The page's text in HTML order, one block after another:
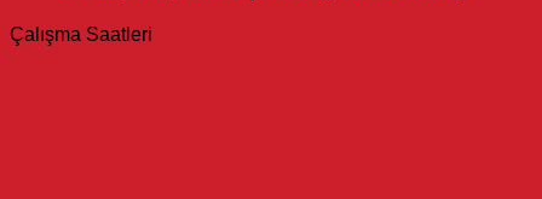
Çalışma Saatleri